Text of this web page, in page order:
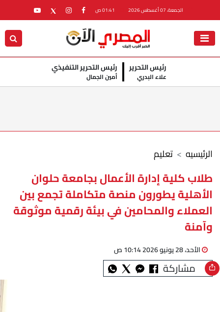
الجمعة، 07 أغسطس 2026
رئيس التحرير
علاء البدري
رئيس التحرير التنفيذي
أمين الجمال
تعليم الرئيسيه
طلاب كلية إدارة الأعمال بجامعة حلوان
الأهلية يطورون منصة متكاملة تجمع بين
العملاء والمحامين في بيئة رقمية موثوقة
وآمنة
الأحد، 28 يونيو 2026 10:14 ص
مشاركة